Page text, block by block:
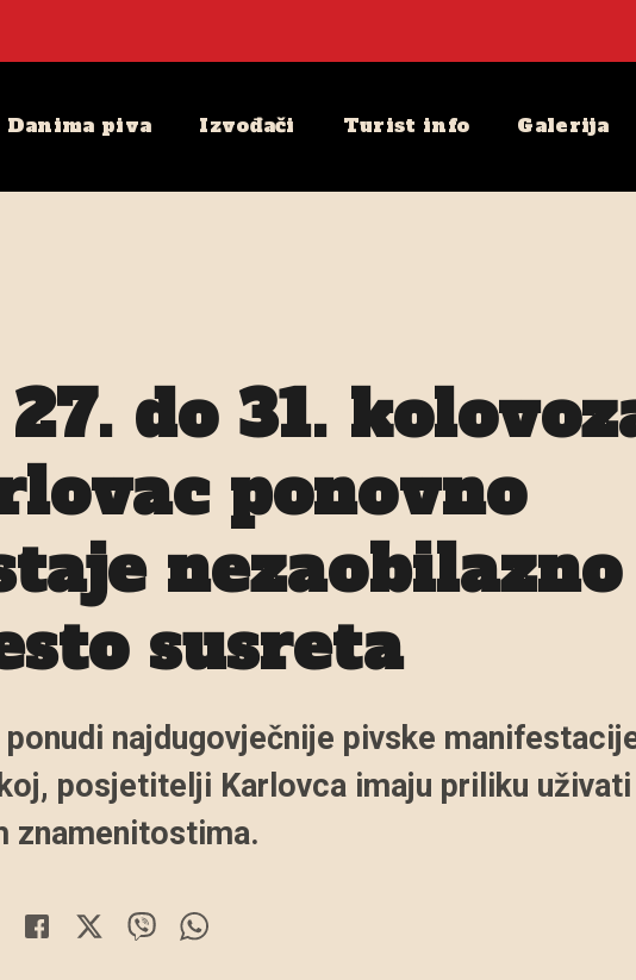
Danima piva Izvođači Turist info Galerija
27. do 31.
ponovno
nezaobilazno
susreta
ponudi najdugovječnije pivske
posjetitelji Karlovca imaju priliku uživati
znamenitostima.